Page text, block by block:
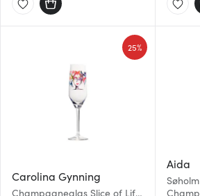
Carolina Gynning
Champagneglas Slice of Life
25%
Aida